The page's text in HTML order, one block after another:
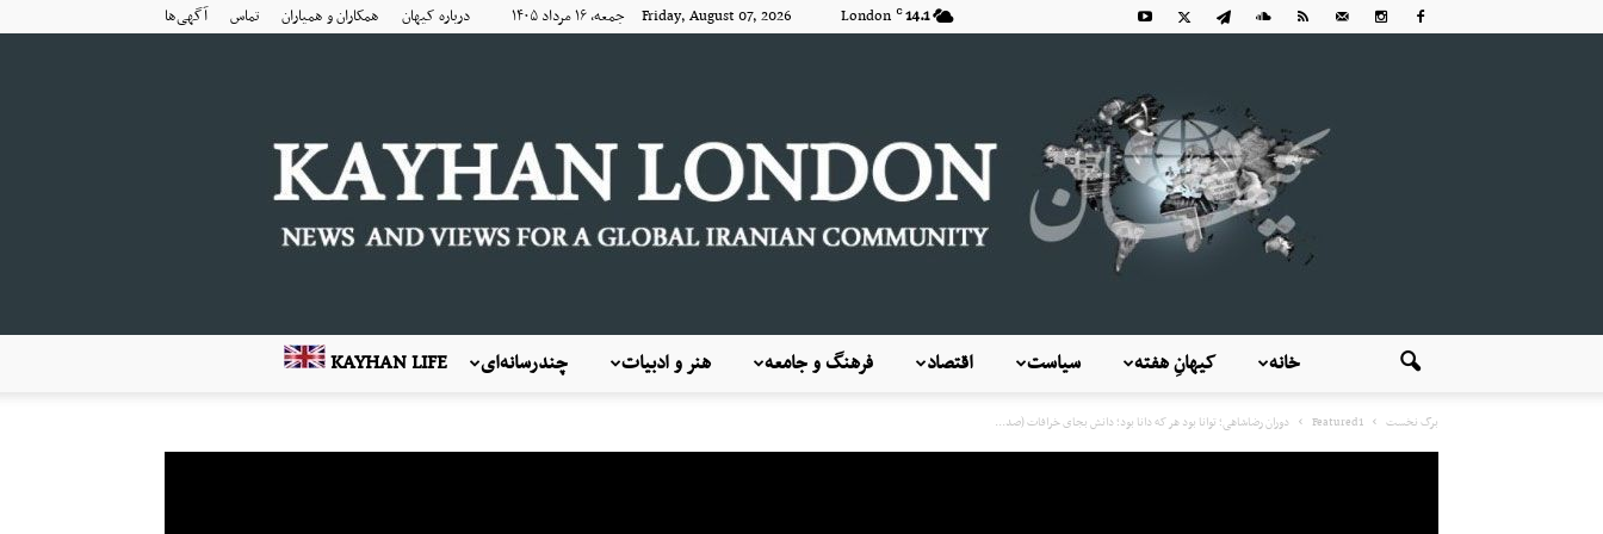
14.1
C
London Friday, August 07, 2026 جمعه, ۱۶ مرداد ۱۴۰۵ درباره کیهان همکاران و همیاران تماس آگهی‌ها
KAYHAN LIFE چندرسانه‌ای هنر و ادبیات فرهنگ و جامعه اقتصاد سیاست کیهانِ هفته خانه
برگ نخست Featured1 دوران رضاشاهی؛ توانا بود هر که دانا بود؛ دانش بجای خرافات (صد...